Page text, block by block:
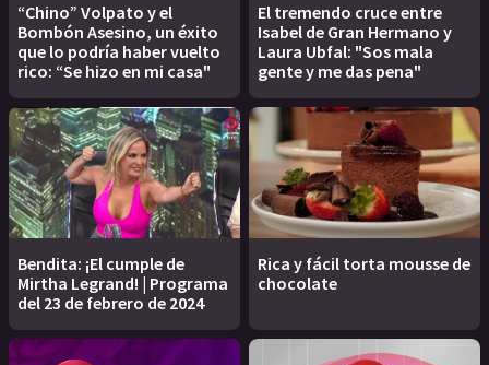
“Chino” Volpato y el
Bombón Asesino, un éxito
que lo podría haber vuelto
rico: “Se hizo en mi casa"
El tremendo cruce entre
Isabel de Gran Hermano y
Laura Ubfal: "Sos mala
gente y me das pena"
Bendita: ¡El cumple de
Mirtha Legrand! | Programa
del 23 de febrero de 2024
Rica y fácil torta mousse de
chocolate